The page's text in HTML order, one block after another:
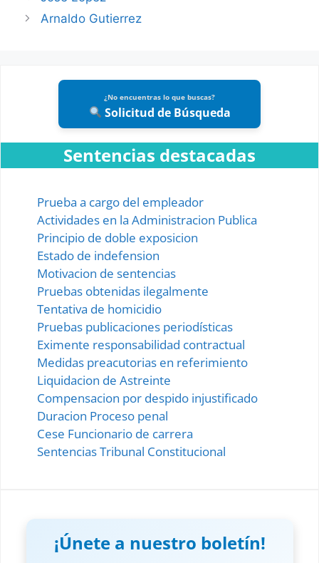
Arnaldo Gutierrez
¿No encuentras lo que buscas?
Solicitud de Búsqueda
Sentencias destacadas
Prueba a cargo del empleador
Actividades en la Administracion Publica
Principio de doble exposicion
Estado de indefension
Motivacion de sentencias
Pruebas obtenidas ilegalmente
Tentativa de homicidio
Pruebas publicaciones periodísticas
Eximente responsabilidad contractual
Medidas preacutorias en referimiento
Liquidacion de Astreinte
Compensacion por despido injustificado
Duracion Proceso penal
Cese Funcionario de carrera
Sentencias Tribunal Constitucional
¡Únete a nuestro boletín!